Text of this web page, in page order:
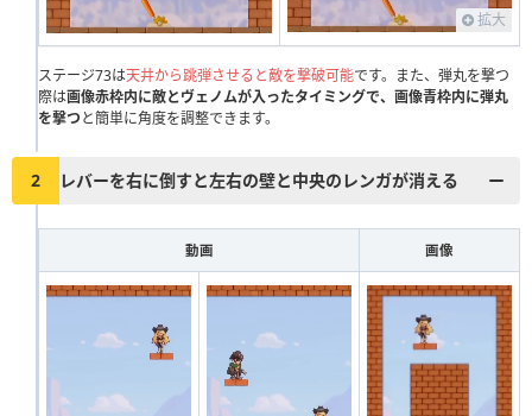
121 122 123 124 125 126 127 128 129 130
141 142 143 144 145 146 147 148 149 150
161 162 163 164 165 166 167 168 169 170
171 172 173 174 175 176 177 178 179 180
181 182 183 184 185 186 187 188 189 190
200
201 203 205 206 209 210
212 216 218 219 220
拡大
ステージ73は天井から跳弾させると敵を撃破可能です。また、弾丸を撃つ
際は画像赤枠内に敵とヴェノムが入ったタイミングで、画像青枠内に弾丸
を撃つと簡単に角度を調整できます。
2 レバーを右に倒すと左右の壁と中央のレンガが消える
動画 画像